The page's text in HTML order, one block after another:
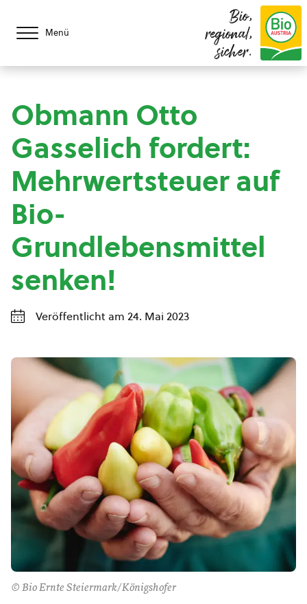
Menü
Bio,
regional,
sicher.
Obmann Otto
Gasselich fordert:
Mehrwertsteuer auf
Bio-
Grundlebensmittel
senken!
Veröffentlicht am 24. Mai 2023
© Bio Ernte Steiermark/Königshofer